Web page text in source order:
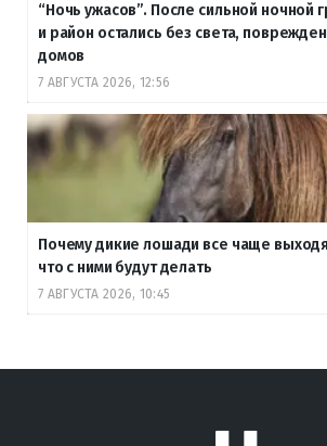
“Ночь ужасов”. После сильной ночной
и район остались без света,
домов
7 АВГУСТА 2026, 12:56
Почему дикие лошади все чаще
что с ними будут делать
7 АВГУСТА 2026, 10:45